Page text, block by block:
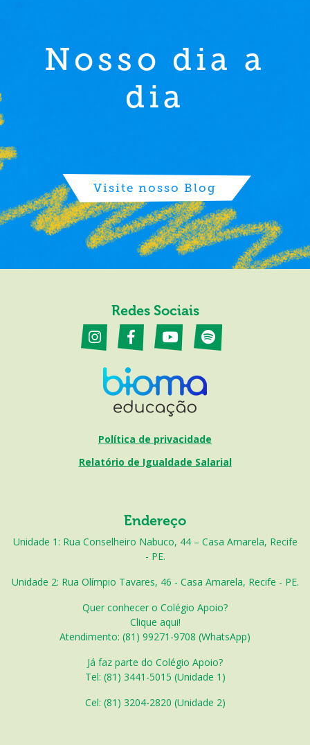
Nosso dia a
dia
Visite nosso Blog
Redes Sociais
Política de privacidade
Relatório de Igualdade Salarial
Endereço
Unidade 1: Rua Conselheiro Nabuco, 44 – Casa Amarela, Recife
- PE.
Unidade 2: Rua Olímpio Tavares, 46 - Casa Amarela, Recife - PE.
Quer conhecer o Colégio Apoio?
Clique aqui!
Atendimento: (81) 99271-9708 (WhatsApp)
Já faz parte do Colégio Apoio?
Tel: (81) 3441-5015 (Unidade 1)
Cel: (81) 3204-2820 (Unidade 2)